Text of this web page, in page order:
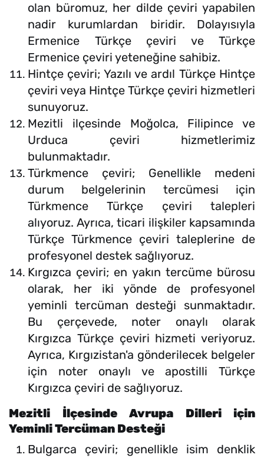
olan büromuz, her dilde çeviri yapabilen
nadir kurumlardan biridir. Dolayısıyla
Ermenice Türkçe çeviri ve Türkçe
Ermenice çeviri yeteneğine sahibiz.
Hintçe çeviri; Yazılı ve ardıl Türkçe Hintçe
çeviri veya Hintçe Türkçe çeviri hizmetleri
sunuyoruz.
Mezitli ilçesinde Moğolca, Filipince ve
Urduca çeviri hizmetlerimiz
bulunmaktadır.
Türkmence çeviri; Genellikle medeni
durum belgelerinin tercümesi için
Türkmence Türkçe çeviri talepleri
alıyoruz. Ayrıca, ticari ilişkiler kapsamında
Türkçe Türkmence çeviri taleplerine de
profesyonel destek sağlıyoruz.
Kırgızca çeviri; en yakın tercüme bürosu
olarak, her iki yönde de profesyonel
yeminli tercüman desteği sunmaktadır.
Bu çerçevede, noter onaylı olarak
Kırgızca Türkçe çeviri hizmeti veriyoruz.
Ayrıca, Kırgızistan'a gönderilecek belgeler
için noter onaylı ve apostilli Türkçe
Kırgızca çeviri de sağlıyoruz.
Mezitli İlçesinde Avrupa Dilleri için
Yeminli Tercüman Desteği
Bulgarca çeviri; genellikle isim denklik